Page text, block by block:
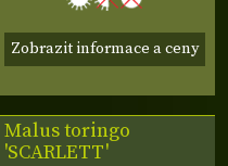
Zobrazit informace a ceny
Malus toringo
'SCARLETT'